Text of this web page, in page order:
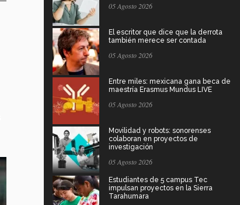
05 Agosto 2026
El escritor que dice que la derrota
también merece ser contada
05 Agosto 2026
Entre miles: mexicana gana beca de
maestría Erasmus Mundus LIVE
05 Agosto 2026
Movilidad y robots: sonorenses
colaboran en proyectos de
investigación
05 Agosto 2026
Estudiantes de 5 campus Tec
impulsan proyectos en la Sierra
Tarahumara